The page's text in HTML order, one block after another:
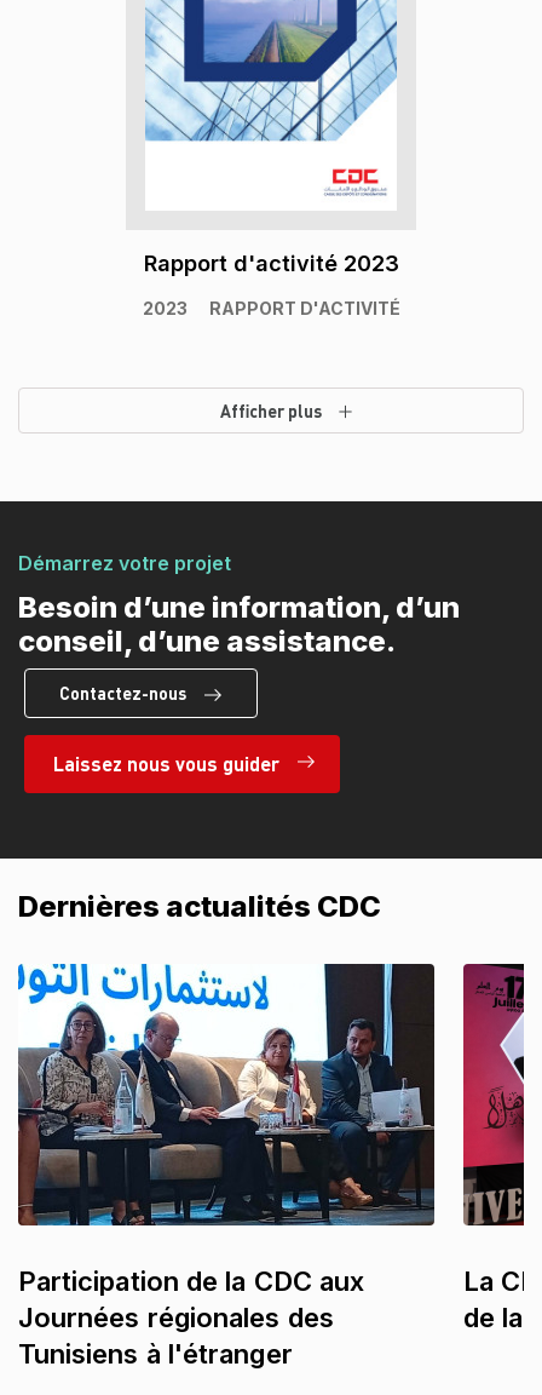
Rapport d'activité 2023
2023 RAPPORT D'ACTIVITÉ
Afficher plus
Démarrez votre projet
Besoin d’une information, d’un
conseil, d’une assistance.
Contactez-nous
Laissez nous vous guider
Dernières actualités CDC
Participation de la CDC aux
Journées régionales des
Tunisiens à l'étranger
La
de la